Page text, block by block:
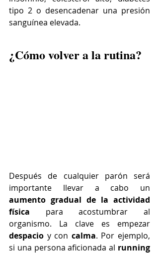
tipo 2 o desencadenar una presión
sanguínea elevada.
¿Cómo volver a la rutina?
Después de cualquier parón será
aumento gradual de la actividad
física para acostumbrar al
despacio y con calma. Por ejemplo,
si una persona aficionada al running